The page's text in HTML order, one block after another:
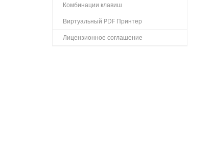
Комбинации клавиш
Виртуальный PDF Принтер
Лицензионное соглашение